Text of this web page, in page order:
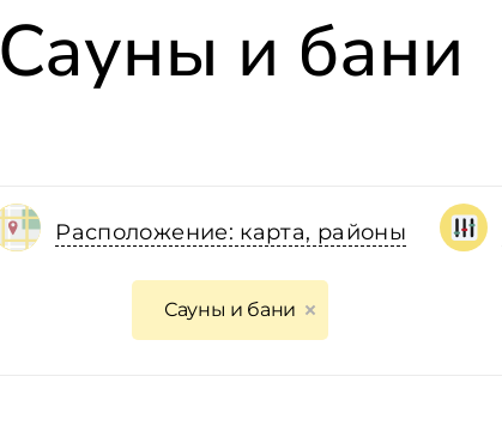
Сауны и бани
Расположение: карта, районы
Сауны и бани